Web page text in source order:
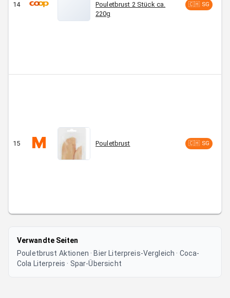
14
Pouletbrust 2 Stück ca.
220g
🇨🇭 SG
15 Pouletbrust 🇨🇭 SG
Verwandte Seiten
Pouletbrust Aktionen · Bier Literpreis-Vergleich · Coca-
Cola Literpreis · Spar-Übersicht